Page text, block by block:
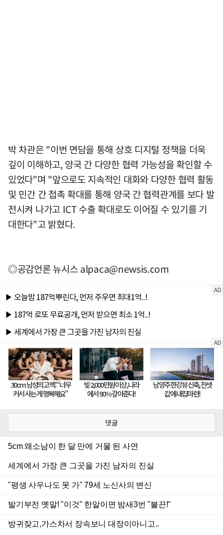
박 차관은 "이번 면담을 통해 상호 디지털 정책을 더욱
깊이 이해하고, 양국 간 다양한 협력 가능성을 확인할 수
있었다"며 "앞으로도 지속적인 대화와 다양한 협력 활동
및 민간 간 접촉 확대를 통해 양국 간 협력관계를 보다 발
전시켜 나가고 ICT 수출 확대로도 이어질 수 있기를 기
대한다"고 밝혔다.
◎공감언론 뉴시스alpaca@newsis.com
댓글